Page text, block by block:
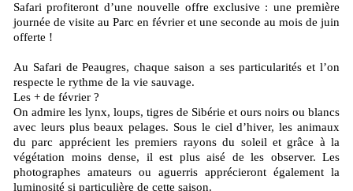
Safari profiteront d’une nouvelle offre exclusive : une première
journée de visite au Parc en février et une seconde au mois de juin
offerte !
Au Safari de Peaugres, chaque saison a ses particularités et l’on
respecte le rythme de la vie sauvage.
Les + de février ?
On admire les lynx, loups, tigres de Sibérie et ours noirs ou blancs
avec leurs plus beaux pelages. Sous le ciel d’hiver, les animaux
du parc apprécient les premiers rayons du soleil et grâce à la
végétation moins dense, il est plus aisé de les observer. Les
photographes amateurs ou aguerris apprécieront également la
luminosité si particulière de cette saison.